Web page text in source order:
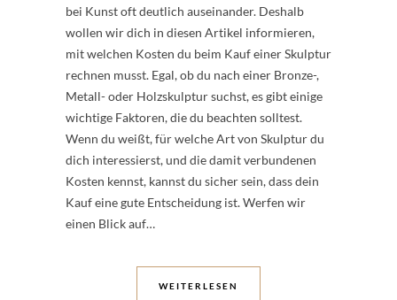
bei Kunst oft deutlich auseinander. Deshalb
wollen wir dich in diesen Artikel informieren,
mit welchen Kosten du beim Kauf einer Skulptur
rechnen musst. Egal, ob du nach einer Bronze-,
Metall- oder Holzskulptur suchst, es gibt einige
wichtige Faktoren, die du beachten solltest.
Wenn du weißt, für welche Art von Skulptur du
dich interessierst, und die damit verbundenen
Kosten kennst, kannst du sicher sein, dass dein
Kauf eine gute Entscheidung ist. Werfen wir
einen Blick auf…
WEITERLESEN